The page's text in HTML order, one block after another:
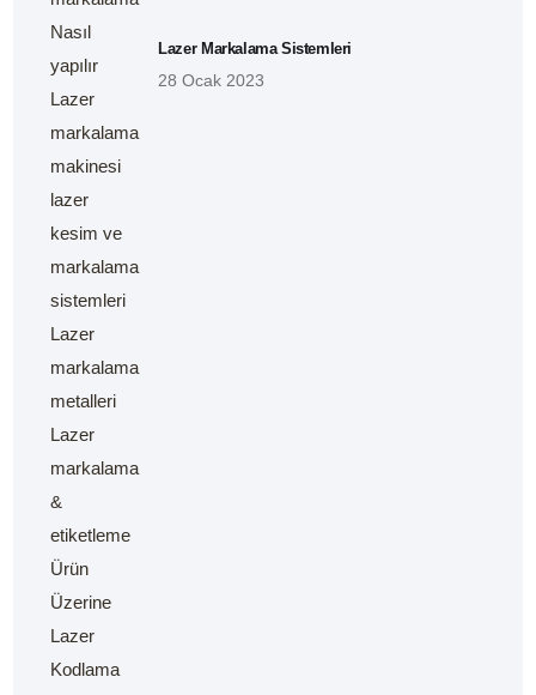
Lazer Markalama Sistemleri
28 Ocak 2023